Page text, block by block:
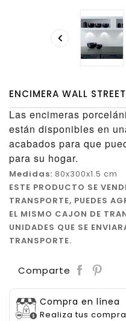

ENCIMERA WALL
Las encimeras
están disponibles en
acabados para que
para su hogar.
Medidas: 80x300x1.5 cm
ESTE PRODUCTO SE
TRANSPORTE, PUEDES
EL MISMO CAJON DE
UNIDADES QUE SE
TRANSPORTE.
Comparte
Compra en línea
Realiza tus